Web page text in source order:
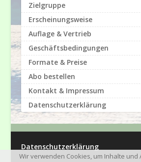
Zielgruppe
Erscheinungsweise
Auflage & Vertrieb
Geschäftsbedingungen
Formate & Preise
Abo bestellen
Kontakt & Impressum
Datenschutzerklärung
Datenschutzerklärung
Wir verwenden Cookies, um Inhalte und